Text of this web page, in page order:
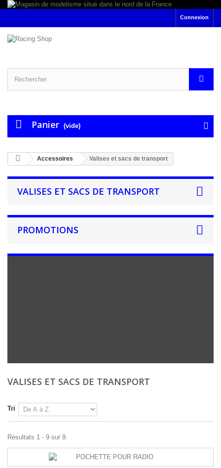
Connexion
Panier (vide)
Accessoires Valises et sacs de transport
VALISES ET SACS DE TRANSPORT
PROMOTIONS
VALISES ET SACS DE TRANSPORT
Tri
Résultats 1 - 9 sur 9.